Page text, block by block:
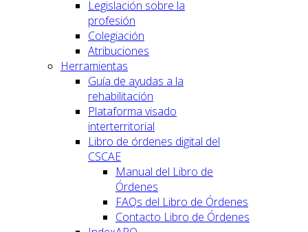
Legislación sobre la
profesión
Colegiación
Atribuciones
Herramientas
Guía de ayudas a la
rehabilitación
Plataforma visado
interterritorial
Libro de órdenes digital del
CSCAE
Manual del Libro de
Órdenes
FAQs del Libro de Órdenes
Contacto Libro de Órdenes